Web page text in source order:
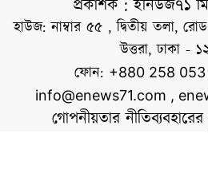
সাংবাদিকদের সঙ্গে
আলাপকালে তিনি এ
কথা বলেন। রিজভী
বলেন, প্রধানমন্ত্রী
তারেক রহমান নির্বাচনী
প্রকাশক : ইনিউজ৭১
হাউজ: নাম্বার ৫৫ , দ্বিতীয় তলা,
উত্তরা, ঢাকা -
ফোন: +880 258 053
info@enews71.com ,
গোপনীয়তার নীতি